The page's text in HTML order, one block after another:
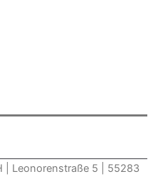
| Leonorenstraße 5 | 55283